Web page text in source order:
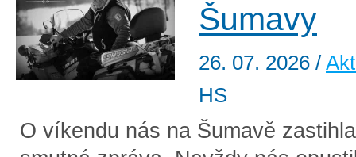
Šumavy
26. 07. 2026 /
HS
O víkendu nás na Šumavě